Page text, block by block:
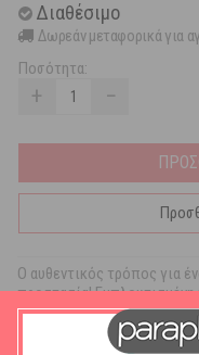
Διαθέσιμο
Δωρεάν μεταφορικά για
Ποσότητα:
+ −
Ο αυθεντικός τρόπος για
προστασία!
Βιταμίνη Ε, η Κρέμα
Μαλακώνει τα γένια,